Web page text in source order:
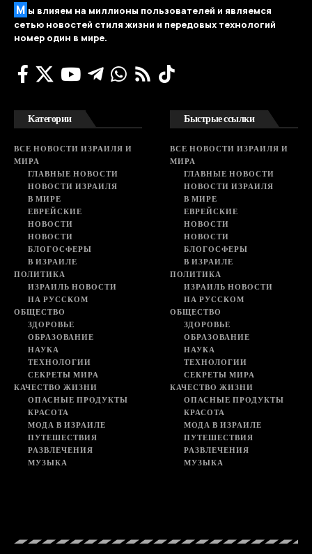
М ы влияем на миллионы пользователей и являемся
сетью новостей стиля жизни и передовых технологий
номер один в мире.
Категории
ВСЕ НОВОСТИ ИЗРАИЛЯ И
МИРА
ГЛАВНЫЕ НОВОСТИ
НОВОСТИ ИЗРАИЛЯ
В МИРЕ
ЕВРЕЙСКИЕ
НОВОСТИ
НОВОСТИ
БЛОГОСФЕРЫ
В ИЗРАИЛЕ
ПОЛИТИКА
ИЗРАИЛЬ НОВОСТИ
НА РУССКОМ
ОБЩЕСТВО
ЗДОРОВЬЕ
ОБРАЗОВАНИЕ
НАУКА
ТЕХНОЛОГИИ
СЕКРЕТЫ МИРА
КАЧЕСТВО ЖИЗНИ
ОПАСНЫЕ ПРОДУКТЫ
КРАСОТА
МОДА В ИЗРАИЛЕ
ПУТЕШЕСТВИЯ
РАЗВЛЕЧЕНИЯ
МУЗЫКА
Быстрые ссылки
ВСЕ НОВОСТИ ИЗРАИЛЯ И
МИРА
ГЛАВНЫЕ НОВОСТИ
НОВОСТИ ИЗРАИЛЯ
В МИРЕ
ЕВРЕЙСКИЕ
НОВОСТИ
НОВОСТИ
БЛОГОСФЕРЫ
В ИЗРАИЛЕ
ПОЛИТИКА
ИЗРАИЛЬ НОВОСТИ
НА РУССКОМ
ОБЩЕСТВО
ЗДОРОВЬЕ
ОБРАЗОВАНИЕ
НАУКА
ТЕХНОЛОГИИ
СЕКРЕТЫ МИРА
КАЧЕСТВО ЖИЗНИ
ОПАСНЫЕ ПРОДУКТЫ
КРАСОТА
МОДА В ИЗРАИЛЕ
ПУТЕШЕСТВИЯ
РАЗВЛЕЧЕНИЯ
МУЗЫКА